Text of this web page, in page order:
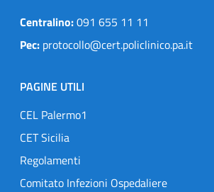
Centralino:091 655 11 11
Pec: protocollo@cert.policlinico.pa.it
PAGINE UTILI
CEL Palermo1
CET Sicilia
Regolamenti
Comitato Infezioni Ospedaliere